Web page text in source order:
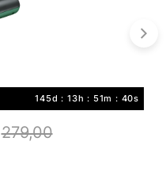
145d : 13h : 51m : 40s
279,00